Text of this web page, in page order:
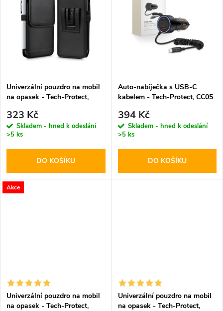
Univerzální pouzdro na mobil
na opasek - Tech-Protect,
323 Kč
Skladem - hned k odeslání
>5 ks
DO KOŠÍKU
Auto-nabíječka s USB-C
kabelem - Tech-Protect, CC05
394 Kč
Skladem - hned k odeslání
>5 ks
DO KOŠÍKU
Akce
Univerzální pouzdro na mobil
na opasek - Tech-Protect,
Univerzální pouzdro na mobil
na opasek - Tech-Protect,